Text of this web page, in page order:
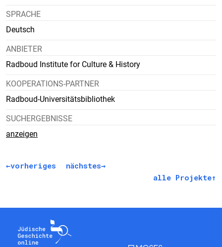
SPRACHE
Deutsch
ANBIETER
Radboud Institute for Culture & History
KOOPERATIONS-PARTNER
Radboud-Universitätsbibliothek
SUCHERGEBNISSE
anzeigen
vorheriges
nächstes
alle Projekte